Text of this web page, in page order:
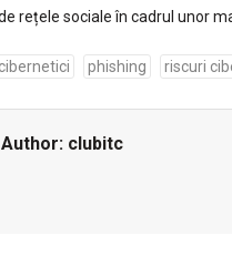
rețele sociale în cadrul unor
phishing riscuri
Author: clubitc